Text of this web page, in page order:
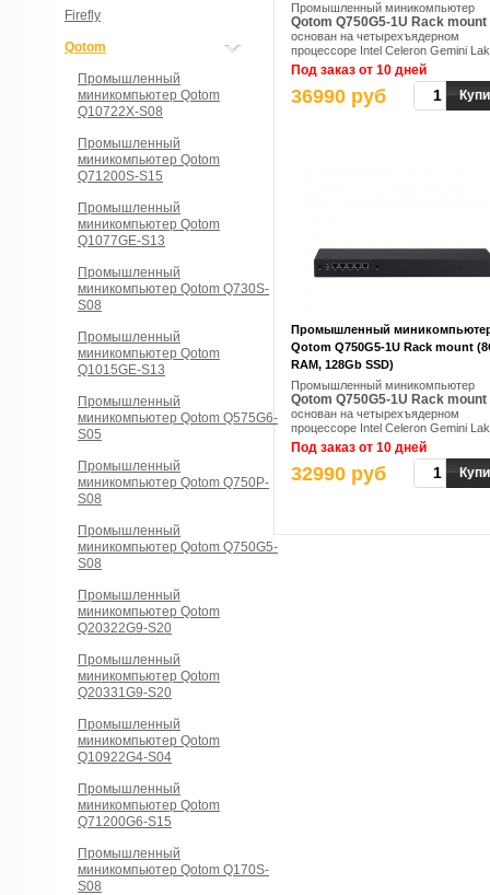
Firefly
Qotom
Промышленный
миникомпьютер Qotom
Q10722X-S08
Промышленный
миникомпьютер Qotom
Q71200S-S15
Промышленный
миникомпьютер Qotom
Q1077GE-S13
Промышленный
миникомпьютер Qotom Q730S-
S08
Промышленный
миникомпьютер Qotom
Q1015GE-S13
Промышленный
миникомпьютер Qotom Q575G6-
S05
Промышленный
миникомпьютер Qotom Q750P-
S08
Промышленный
миникомпьютер Qotom Q750G5-
S08
Промышленный
миникомпьютер Qotom
Q20322G9-S20
Промышленный
миникомпьютер Qotom
Q20331G9-S20
Промышленный
миникомпьютер Qotom
Q10922G4-S04
Промышленный
миникомпьютер Qotom
Q71200G6-S15
Промышленный
миникомпьютер Qotom Q170S-
S08
Промышленный миникомпьютер
Qotom Q750G5-1U Rack mount
основан на четырехъядерном
процессоре Intel Celeron Gemini
Refresh J4125, с тактовой
2,0 ГГц до 2,7 ГГц
Под заказ от 10 дней
36990 руб
Промышленный
Qotom Q750G5-1U Rack mount
RAM, 128Gb SSD)
Промышленный миникомпьютер
Qotom Q750G5-1U Rack mount
основан на четырехъядерном
процессоре Intel Celeron Gemini
Refresh J4125, с тактовой
2,0 ГГц до 2,7 ГГц
Под заказ от 10 дней
32990 руб